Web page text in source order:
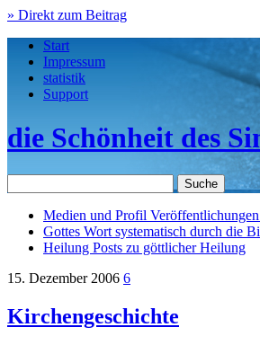
» Direkt zum Beitrag
Start
Impressum
statistik
Support
die Schönheit des
Medien und Profil
Gottes Wort systematisch durch die
Heilung Posts zu göttlicher Heilung
15. Dezember 2006 6
Kirchengeschichte